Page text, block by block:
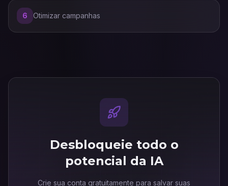
6 Otimizar campanhas
Desbloqueie todo o
potencial da IA
Crie sua conta gratuitamente para salvar suas